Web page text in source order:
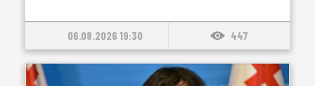
06.08.2026 19:30 447